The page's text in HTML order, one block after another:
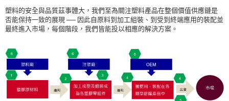
塑料的安全與品質茲事體大，我們至為關注塑料產品在整個價值供應鏈是
否能保持一致的展現 ── 因此自原料到加工組裝、到受到終端應用的裝配並
最終進入市場，每個階段，我們皆能投以相應的解決方案。